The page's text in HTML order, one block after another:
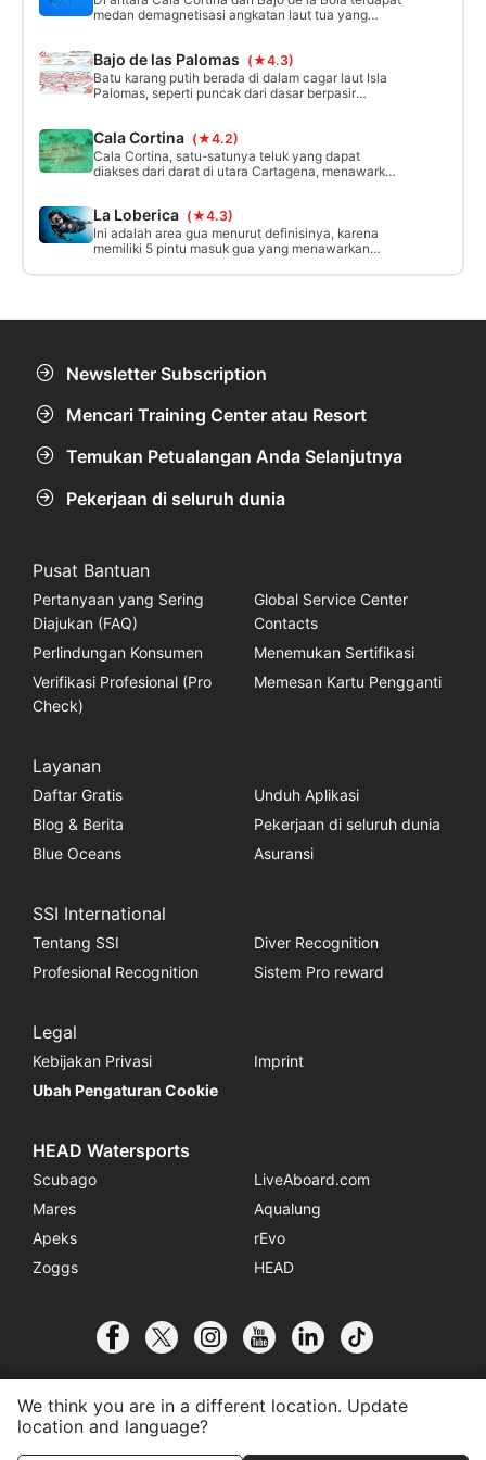
tertandingi.
medan demagnetisasi angkatan laut tua yang
digunakan untuk mengurangi tanda magnetik kapal
dan kapal selam, sekarang membentuk lanskap
bawah laut yang mencolok dan tidak biasa.
Bajo de las Palomas (★4.3)
Batu karang putih berada di dalam cagar laut Isla
Palomas, seperti puncak dari dasar berpasir
ikan pelagis.
Cala Cortina (★4.2)
Cala Cortina, satu-satunya teluk yang dapat
diakses dari darat di utara Cartagena, menawarkan
dasar lautnya yang berpasir-berbatu membuatnya
ideal untuk pembaptisan, kursus, penyelaman
malam hari, dan fotografi bawah air.
La Loberica (★4.3)
Ini adalah area gua menurut definisinya, karena
memiliki 5 pintu masuk gua yang menawarkan
dan dikenal sebagai Tapal Kuda (CT12), Katedral
Newsletter Subscription
Mencari Training Center atau Resort
Temukan Petualangan Anda Selanjutnya
Pekerjaan di seluruh dunia
Pusat Bantuan
Pertanyaan yang Sering
Diajukan (FAQ)
Global Service Center
Contacts
Perlindungan Konsumen
Menemukan Sertifikasi
Verifikasi Profesional (Pro
Check)
Memesan Kartu Pengganti
Layanan
Daftar Gratis
Unduh Aplikasi
Blog & Berita
Pekerjaan di seluruh dunia
Blue Oceans
Asuransi
SSI International
Tentang SSI
Diver Recognition
Profesional Recognition
Sistem Pro reward
Legal
Kebijakan Privasi
Imprint
Ubah Pengaturan Cookie
HEAD Watersports
Scubago
LiveAboard.com
Mares
Aqualung
Apeks
rEvo
Zoggs
HEAD
We think you are in a different location. Update
location and language?